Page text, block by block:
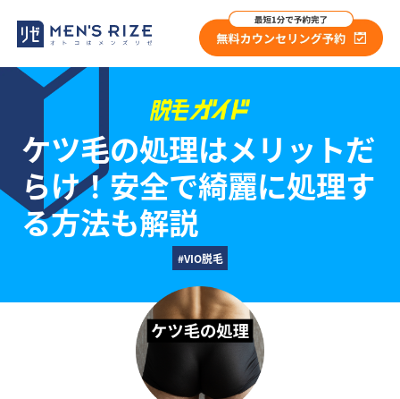
ケツ毛の処理はメリットだ
らけ！安全で綺麗に処理す
る方法も解説
#VIO脱毛